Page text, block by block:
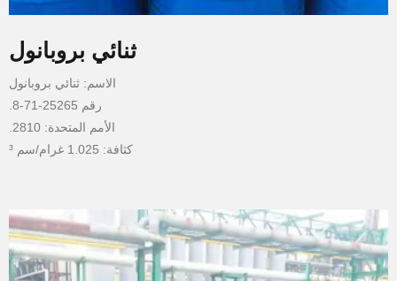
ثنائي بروبانول
الاسم: ثنائي بروبانول
رقم 25265-71-8.
الأمم المتحدة: 2810.
كثافة: 1.025 غرام/سم ³
نقطة الوميض: 118 ° ج